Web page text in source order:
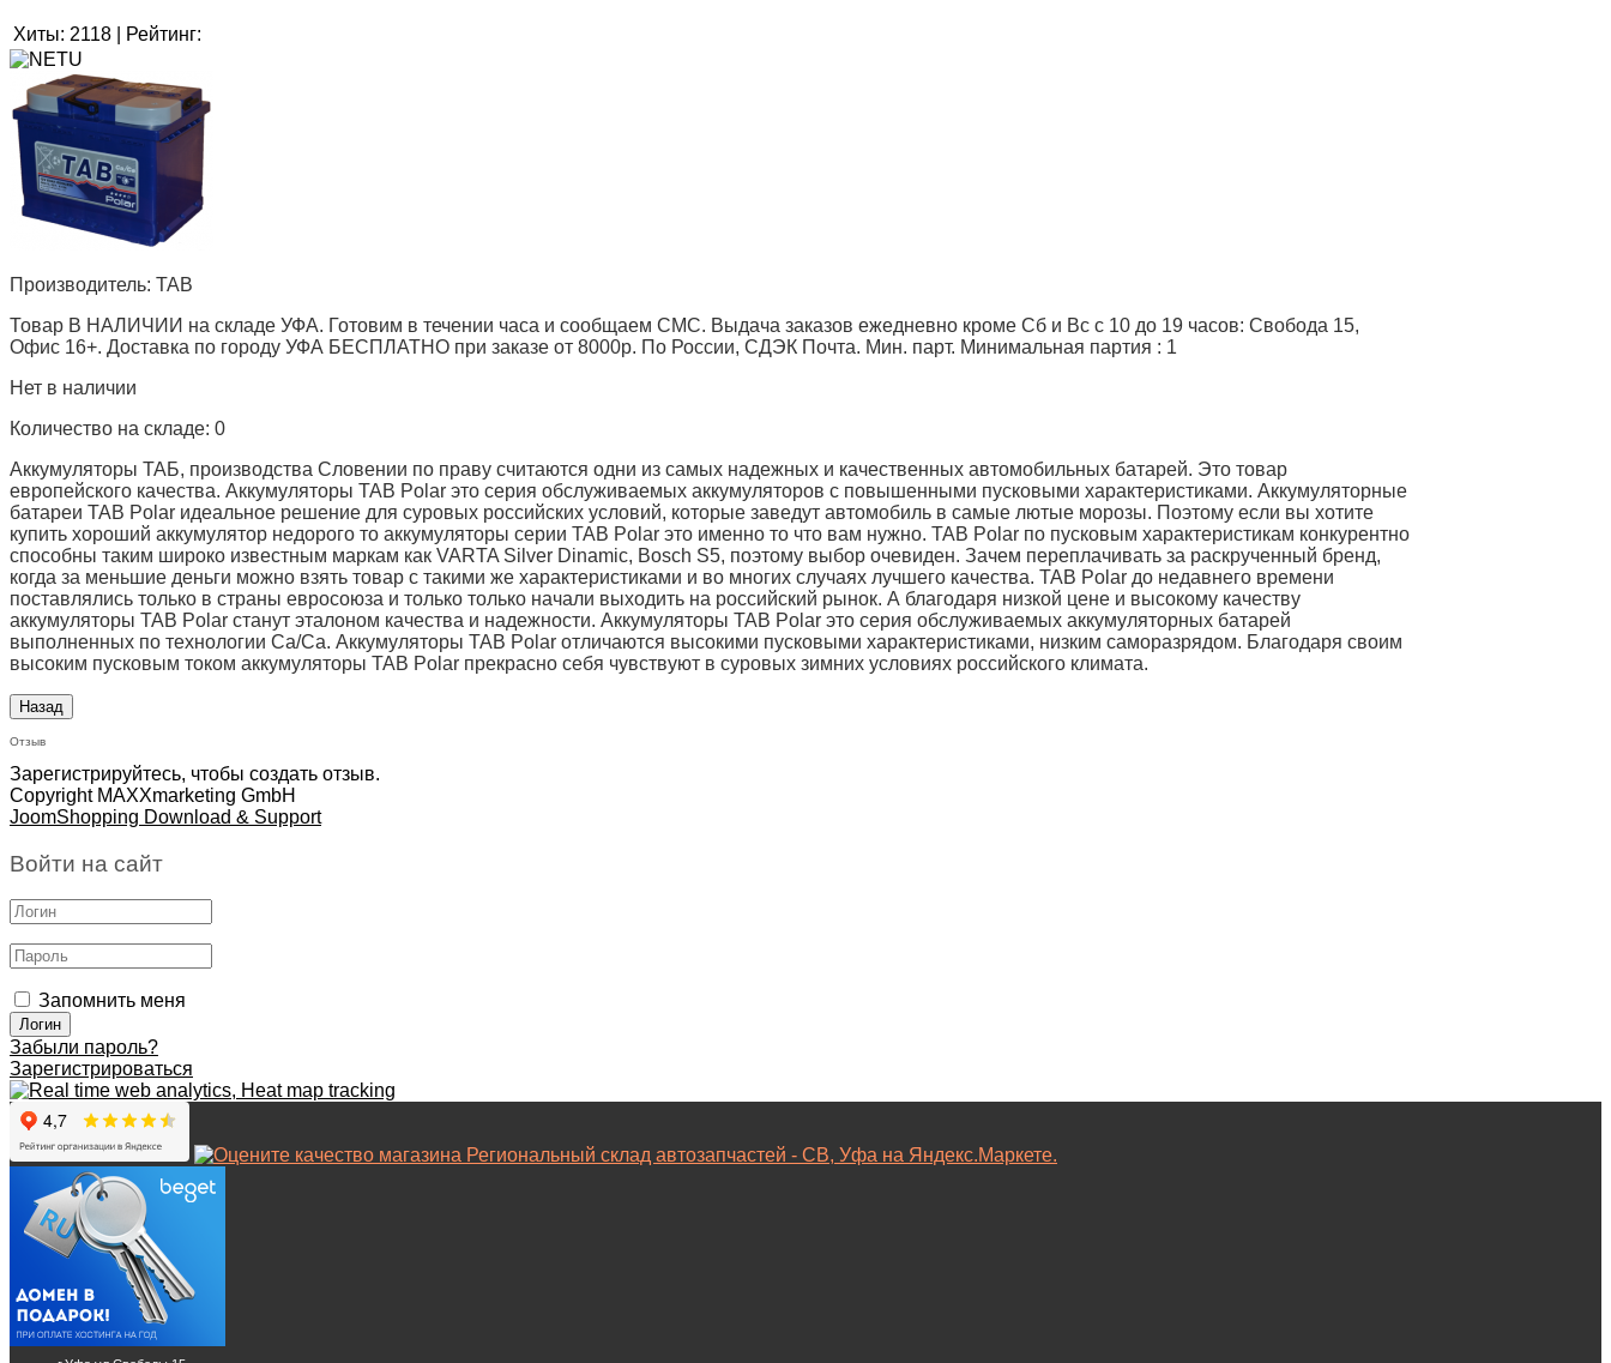
Хиты: 2118 Рейтинг:
Производитель: TAB
Товар В НАЛИЧИИ на складе УФА. Готовим в течении часа и сообщаем СМС. Выдача заказов ежедневно кроме Сб и Вс с 10 до 19 часов: Свобода 15,
Офис 16+. Доставка по городу УФА БЕСПЛАТНО при заказе от 8000р. По России, СДЭК Почта. Мин. парт. Минимальная партия : 1
Нет в наличии
Количество на складе: 0
Аккумуляторы ТАБ, производства Словении по праву считаются одни из самых надежных и качественных автомобильных батарей. Это товар
европейского качества. Аккумуляторы TAB Polar это серия обслуживаемых аккумуляторов с повышенными пусковыми характеристиками. Аккумуляторные
батареи TAB Polar идеальное решение для суровых российских условий, которые заведут автомобиль в самые лютые морозы. Поэтому если вы хотите
купить хороший аккумулятор недорого то аккумуляторы серии TAB Polar это именно то что вам нужно. TAB Polar по пусковым характеристикам конкурентно
способны таким широко известным маркам как VARTA Silver Dinamic, Bosch S5, поэтому выбор очевиден. Зачем переплачивать за раскрученный бренд,
когда за меньшие деньги можно взять товар с такими же характеристиками и во многих случаях лучшего качества. TAB Polar до недавнего времени
поставлялись только в страны евросоюза и только только начали выходить на российский рынок. А благодаря низкой цене и высокому качеству
аккумуляторы TAB Polar станут эталоном качества и надежности. Аккумуляторы TAB Polar это серия обслуживаемых аккумуляторных батарей
выполненных по технологии Ca/Ca. Аккумуляторы TAB Polar отличаются высокими пусковыми характеристиками, низким саморазрядом. Благодаря своим
высоким пусковым током аккумуляторы TAB Polar прекрасно себя чувствуют в суровых зимних условиях российского климата.
Отзыв
Зарегистрируйтесь, чтобы создать отзыв.
Copyright MAXXmarketing GmbH
JoomShopping Download & Support
Войти на сайт
Запомнить меня
Забыли пароль?
Зарегистрироваться